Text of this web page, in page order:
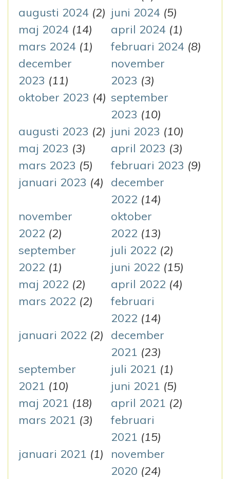
augusti 2024 (2) juni 2024 (5)
maj 2024 (14) april 2024 (1)
mars 2024 (1) februari 2024 (8)
december
2023 (11)
november
2023 (3)
oktober 2023 (4) september
2023 (10)
augusti 2023 (2) juni 2023 (10)
maj 2023 (3) april 2023 (3)
mars 2023 (5) februari 2023 (9)
januari 2023 (4)
december
2022 (14)
november
2022 (2)
oktober
2022 (13)
september
2022 (1)
juli 2022 (2)
juni 2022 (15)
maj 2022 (2) april 2022 (4)
mars 2022 (2)
februari
2022 (14)
januari 2022 (2)
december
2021 (23)
september
2021 (10)
juli 2021 (1)
juni 2021 (5)
maj 2021 (18) april 2021 (2)
mars 2021 (3)
februari
2021 (15)
januari 2021 (1)
november
2020 (24)